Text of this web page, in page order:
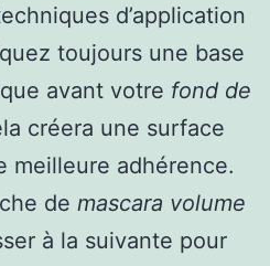
d’application
toujours une base
avant votre fond de
créera une surface
meilleure adhérence.
de mascara volume
à la suivante pour